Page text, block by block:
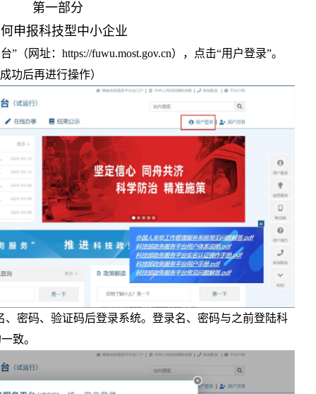
第一部分
申报科技型中小企业
网址：https://fuwu.most.gov.cn），点击“用户登录”。
功后再进行操作）
码、验证码后登录系统。登录名、密码与之前登陆科
致。